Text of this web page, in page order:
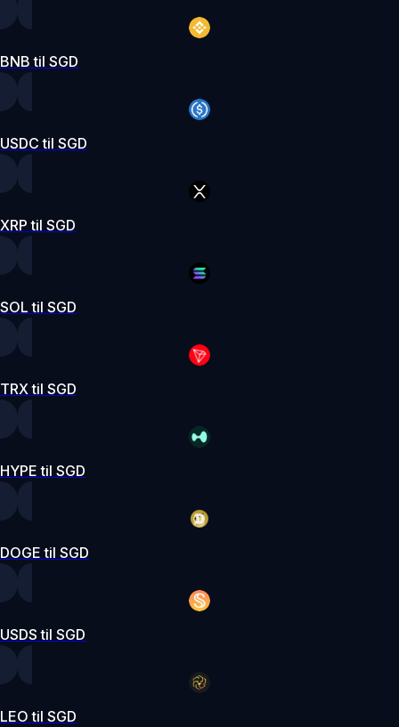
BNB til SGD
USDC til SGD
XRP til SGD
SOL til SGD
TRX til SGD
HYPE til SGD
DOGE til SGD
USDS til SGD
LEO til SGD